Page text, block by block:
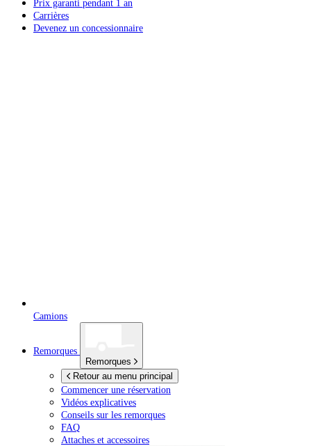
Prix garanti pendant 1 an
Carrières
Devenez un concessionnaire
Camions
Remorques
Remorques
Retour au menu principal
Commencer une réservation
Vidéos explicatives
Conseils sur les remorques
FAQ
Attaches et accessoires